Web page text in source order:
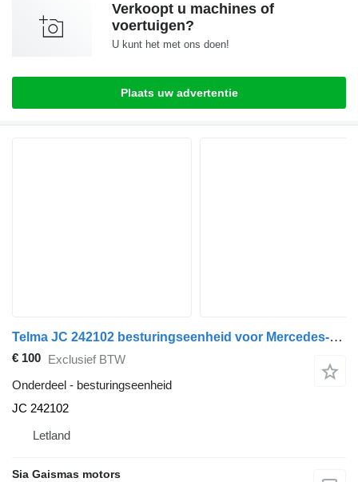
Verkoopt u machines of
voertuigen?
U kunt het met ons doen!
Plaats uw advertentie
Telma JC 242102 besturingseenheid voor Mercedes-Benz Vario bus
€ 100 Exclusief BTW
Onderdeel - besturingseenheid
JC 242102
Letland
Sia Gaismas motors